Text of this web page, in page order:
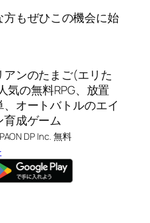
もぜひこの機会に始
アンのたまご(エリた
気の無料RPG、放置
、オートバトルのエイ
育成ゲーム
PAON DP Inc. 無料